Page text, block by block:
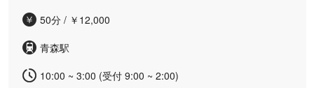
証番号等のご確認をさせていただくなど、安全管理とプライ
目的としたリラクゼーションサロンですので、どなた様も安
心して最高峰のおもてなしをご堪能いただけます。日常から
離れた極上のプライベート空間で、皆様のご来店を心よりお
50分 / ￥12,000
青森駅
10:00 ~ 3:00 (受付 9:00 ~ 2:00)